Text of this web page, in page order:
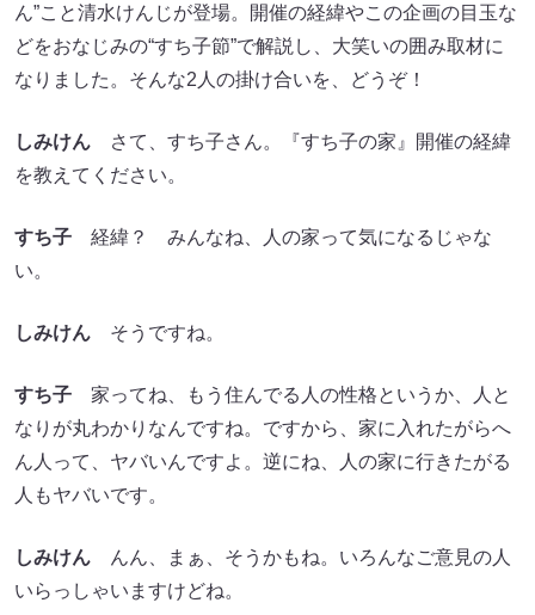
ん”こと清水けんじが登場。開催の経緯やこの企画の目玉な
どをおなじみの“すち子節”で解説し、大笑いの囲み取材に
なりました。そんな2人の掛け合いを、どうぞ！
しみけん さて、すち子さん。『すち子の家』開催の経緯
を教えてください。
すち子 経緯？ みんなね、人の家って気になるじゃな
い。
しみけん そうですね。
すち子 家ってね、もう住んでる人の性格というか、人と
なりが丸わかりなんですね。ですから、家に入れたがらへ
ん人って、ヤバいんですよ。逆にね、人の家に行きたがる
人もヤバいです。
しみけん んん、まぁ、そうかもね。いろんなご意見の人
いらっしゃいますけどね。